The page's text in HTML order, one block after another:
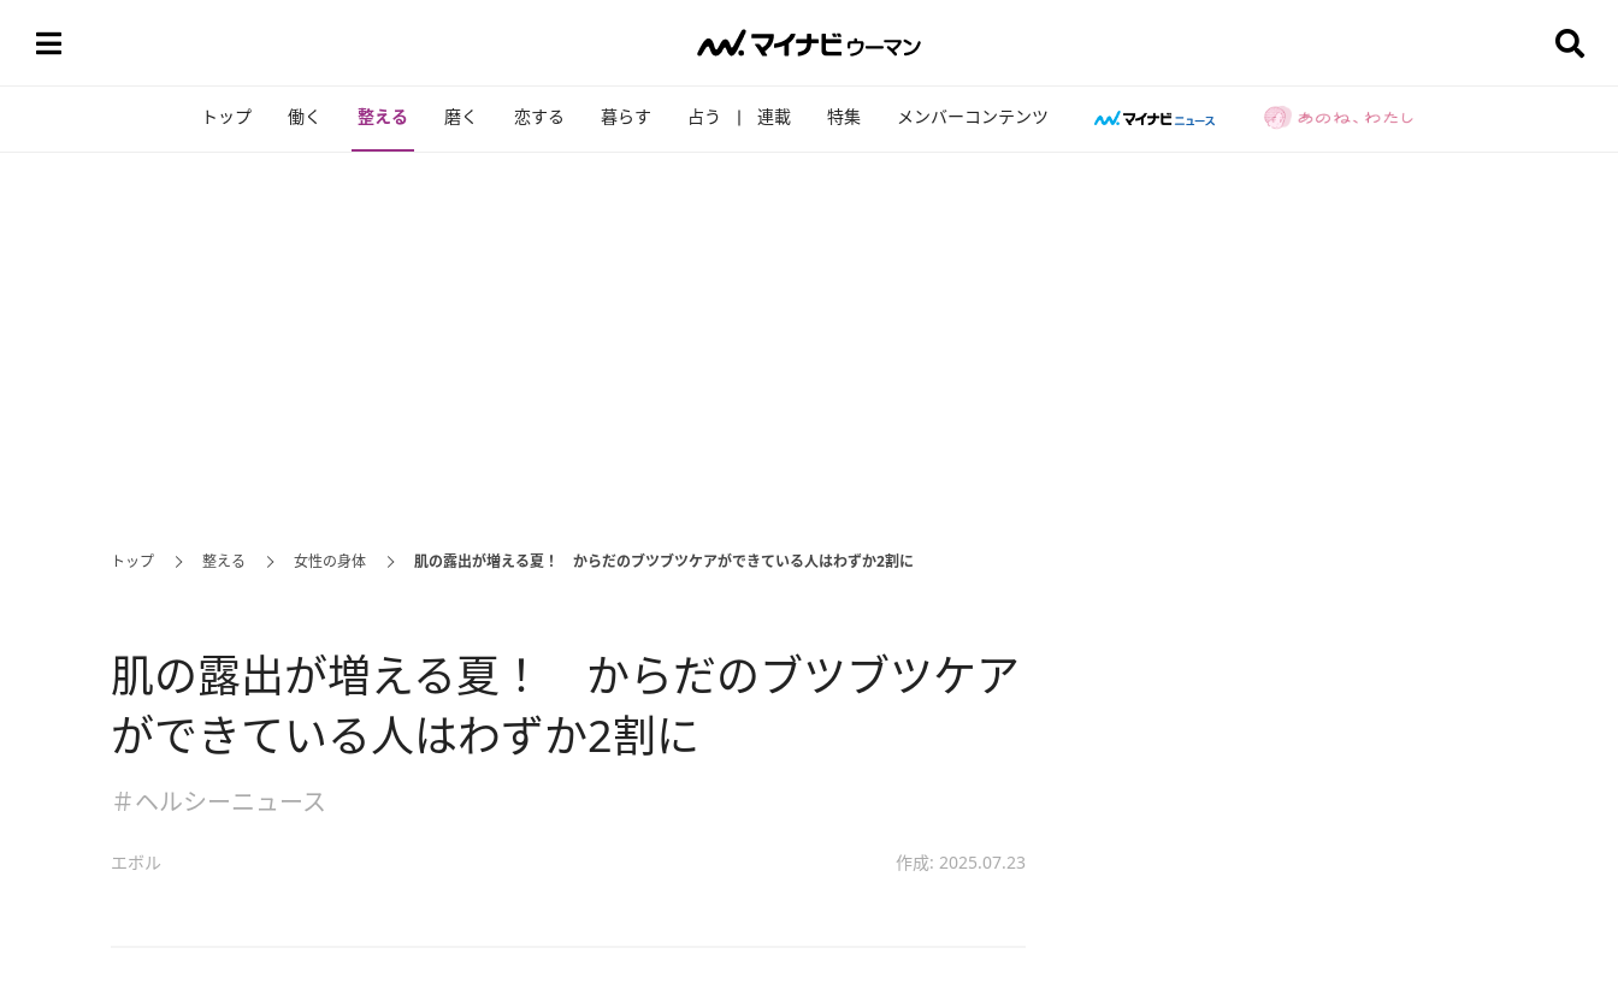
トップ 働く 整える 磨く 恋する 暮らす 占う 連載 特集 メンバーコンテンツ
トップ 整える 女性の身体 肌の露出が増える夏！ からだのブツブツケアができている人はわずか2割に
肌の露出が増える夏！ からだのブツブツケア
ができている人はわずか2割に
＃ヘルシーニュース
エボル 作成: 2025.07.23